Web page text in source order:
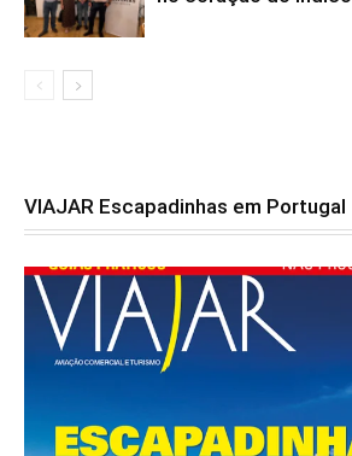
VIAJAR Escapadinhas em Portugal